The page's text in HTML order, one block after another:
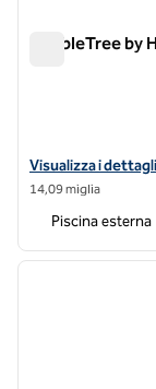
DoubleTree by
Visualizza i
Visualizza i
14,09 miglia
Piscina esterna
1 di 12